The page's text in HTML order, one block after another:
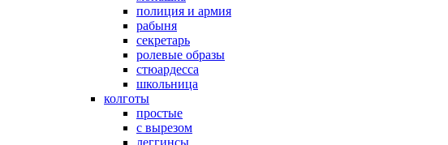
полиция и армия
рабыня
секретарь
ролевые образы
стюардесса
школьница
колготы
простые
с вырезом
леггинсы